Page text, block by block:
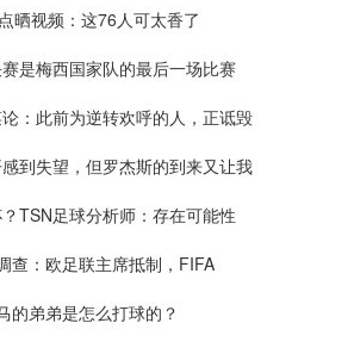
晒视频：这76人可太香了
是梅西国家队的最后一场比赛
：此前为逆转欢呼的人，正诋毁
到失望，但罗杰斯的到来又让我
TSN足球分析师：存在可能性
查：欧足联主席抵制，FIFA
的弟弟是怎么打球的？